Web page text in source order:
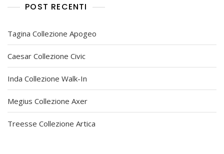
POST RECENTI
Tagina Collezione Apogeo
Caesar Collezione Civic
Inda Collezione Walk-In
Megius Collezione Axer
Treesse Collezione Artica